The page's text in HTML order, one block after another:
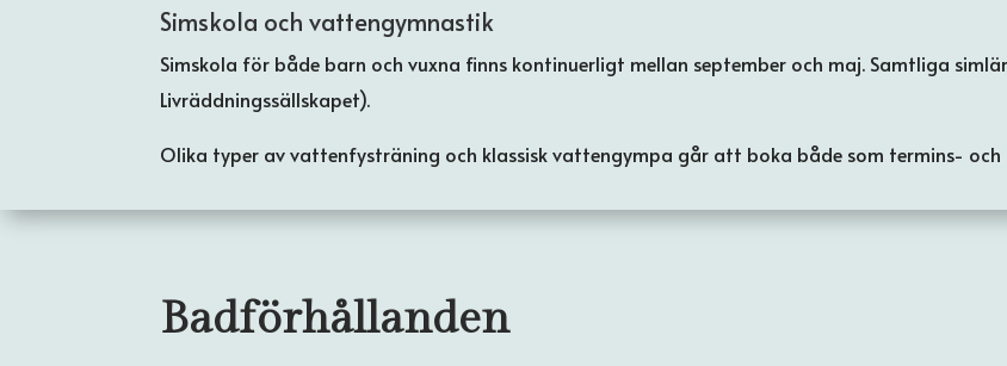
Simskola och vattengymnastik
Simskola för både barn och vuxna finns kontinuerligt mellan september och maj. Samtliga
Livräddningssällskapet).
Olika typer av vattenfysträning och klassisk vattengympa går att boka både som termins- och
Badförhållanden